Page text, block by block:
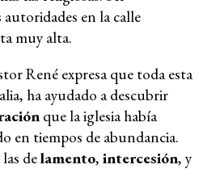
en la calle
muy alta.
René expresa que toda esta
ha ayudado a descubrir
que la iglesia había
en tiempos de abundancia.
delamento, intercesión, y